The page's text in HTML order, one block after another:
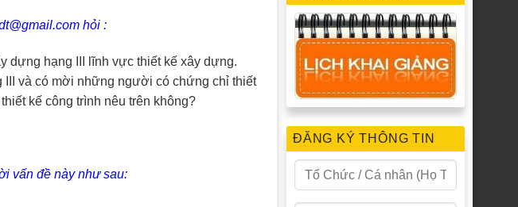
hỏi :
dựng hạng III lĩnh vực thiết kế xây dựng.
III và có mời những người có chứng chỉ thiết
kế công trình nêu trên không?
vấn đề này như sau:
ĐĂNG KÝ THÔNG TIN